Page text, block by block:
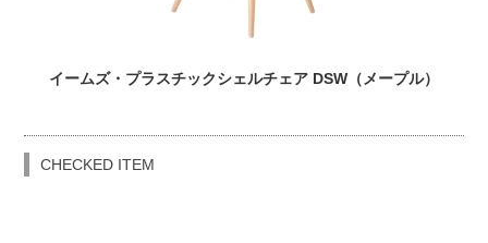
イームズ・プラスチックシェルチェア DSW（メープル）
CHECKED ITEM